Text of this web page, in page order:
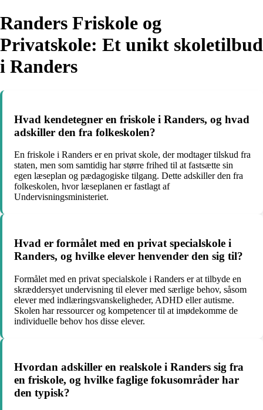
Randers Friskole og
Privatskole: Et unikt skoletilbud
i Randers
Hvad kendetegner en friskole i Randers, og hvad
adskiller den fra folkeskolen?
En friskole i Randers er en privat skole, der modtager tilskud fra
staten, men som samtidig har større frihed til at fastsætte sin
egen læseplan og pædagogiske tilgang. Dette adskiller den fra
folkeskolen, hvor læseplanen er fastlagt af
Undervisningsministeriet.
Hvad er formålet med en privat specialskole i
Randers, og hvilke elever henvender den sig til?
Formålet med en privat specialskole i Randers er at tilbyde en
skræddersyet undervisning til elever med særlige behov, såsom
elever med indlæringsvanskeligheder, ADHD eller autisme.
Skolen har ressourcer og kompetencer til at imødekomme de
individuelle behov hos disse elever.
Hvordan adskiller en realskole i Randers sig fra
en friskole, og hvilke faglige fokusområder har
den typisk?